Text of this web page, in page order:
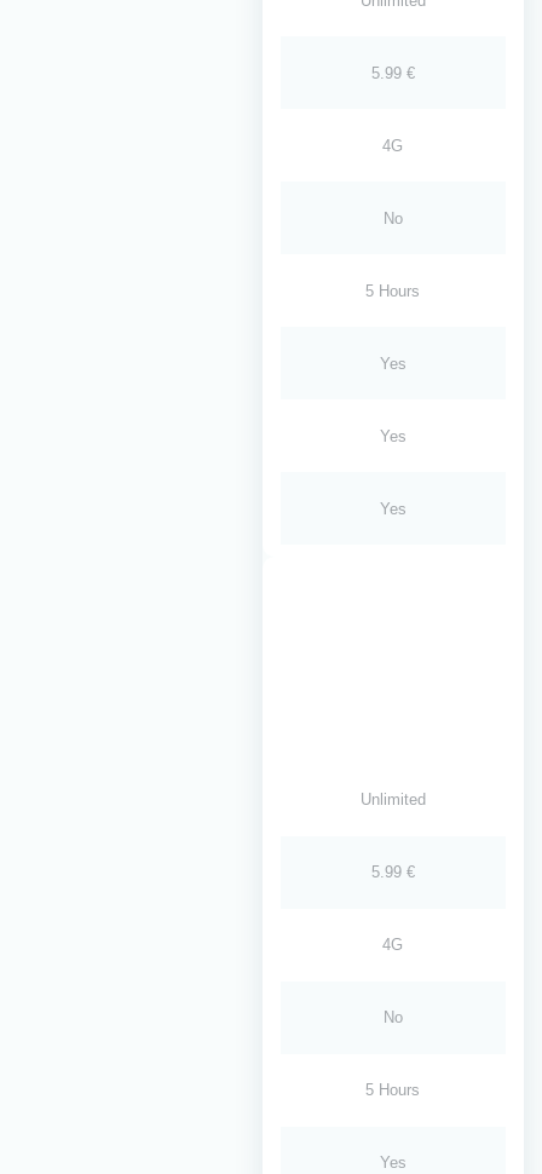
5.99 €
4G
No
5 Hours
Yes
Yes
Yes
Unlimited
5.99 €
4G
No
5 Hours
Yes